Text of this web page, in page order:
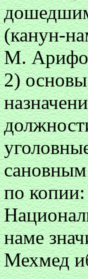
дошедшим
(канун-
М.
2)
по
наме
Мехмед